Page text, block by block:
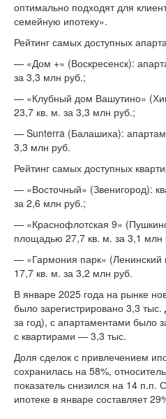
оптимально подходят для
семейную ипотеку».
Рейтинг самых доступных
— «Дом +» (Воскресенск):
за 3,3 млн руб.;
— «Клубный дом Вашутино»
23,7 кв. м. за 3,3 млн руб.;
— Sunterra (Балашиха):
3,3 млн руб.
Рейтинг самых доступных
— «Восточный» (Звенигород):
за 2,6 млн руб.;
— «Краснофлотская 9»
площадью 27,7 кв. м. за 3,1 млн
— «Гармония парк» (Ленинский
17,7 кв. м. за 3,2 млн руб.
В январе 2025 года на рынке
было зарегистрировано 3,3
за год), с апартаментами было
с квартирами — 3,3 тыс.
Доля сделок с привлечением
сохранилась на 58%,
показатель снизился на 14 п.п.
ипотеке в январе составляет